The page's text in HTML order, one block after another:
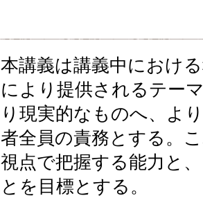
本講義は講義中におけ
により提供されるテー
り現実的なものへ、よ
者全員の責務とする。
視点で把握する能力と
とを目標とする。